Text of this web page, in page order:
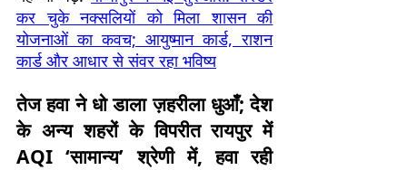
कर चुके नक्सलियों को मिला शासन की
योजनाओं का कवच; आयुष्मान कार्ड, राशन
कार्ड और आधार से संवर रहा भविष्य
तेज हवा ने धो डाला ज़हरीला धुआँ; देश
के अन्य शहरों के विपरीत रायपुर में
AQI ‘सामान्य’ श्रेणी में, हवा रही